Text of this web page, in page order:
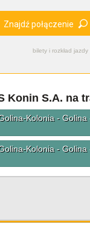
bilety i rozkład
Znajdź połączenie
Konin S.A. na
Kolonia -
Kolonia -